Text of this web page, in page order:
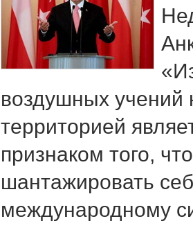
воздушных учений
территорией
признаком того,
шантажировать
международному